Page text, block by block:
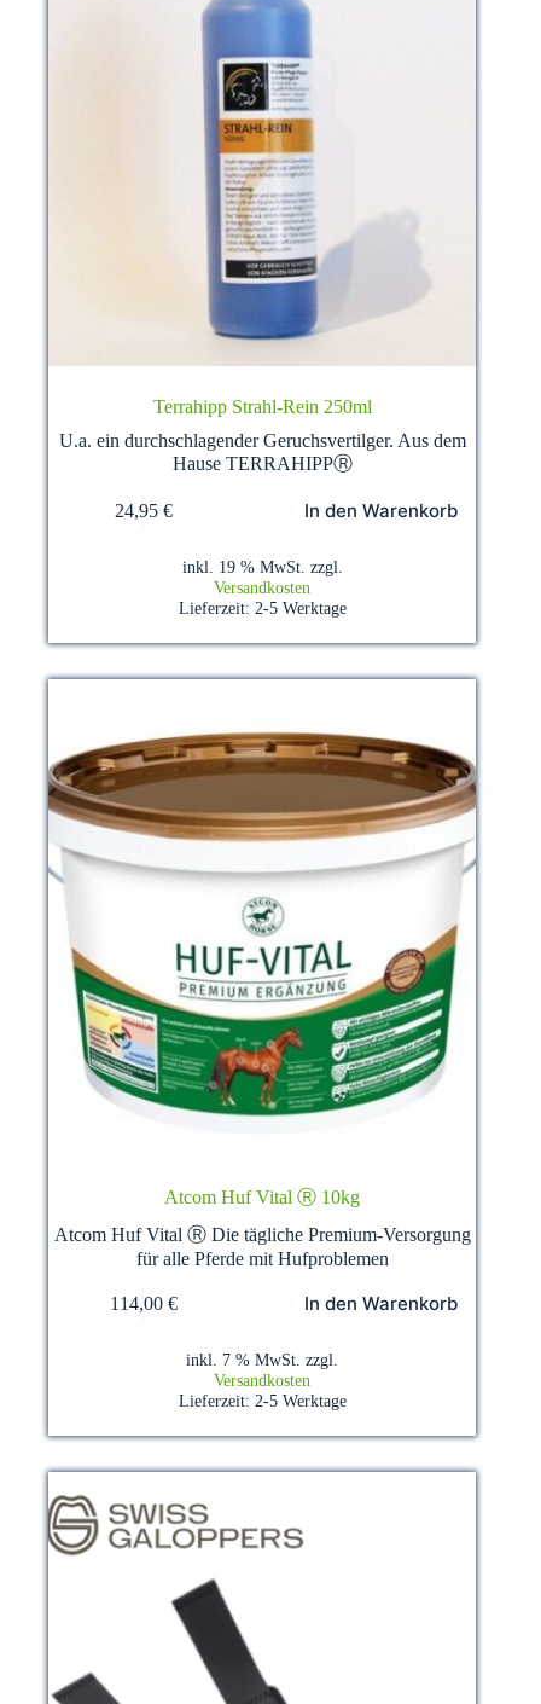
Terrahipp Strahl-Rein 250ml
U.a. ein durchschlagender Geruchsvertilger. Aus dem
Hause TERRAHIPPⓇ
24,95 € In den Warenkorb
inkl. 19 % MwSt. zzgl.
Versandkosten
Lieferzeit: 2-5 Werktage
Atcom Huf Vital Ⓡ 10kg
Atcom Huf Vital Ⓡ Die tägliche Premium-Versorgung
für alle Pferde mit Hufproblemen
114,00 € In den Warenkorb
inkl. 7 % MwSt. zzgl.
Versandkosten
Lieferzeit: 2-5 Werktage